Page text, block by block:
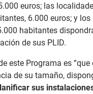
euros; las
6.000 euros; y
habitantes
de sus PLID.
este Programa es
de su tamaño,
sus